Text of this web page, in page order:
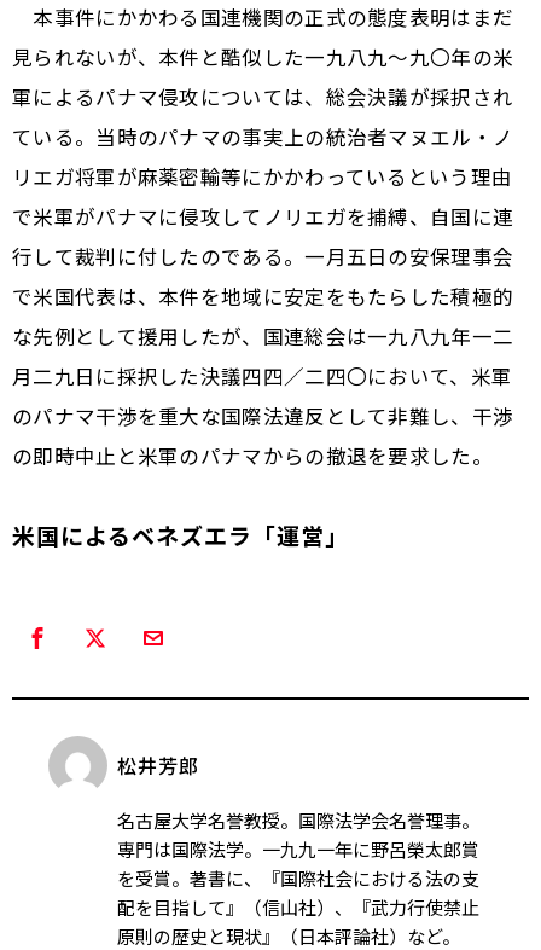
本事件にかかわる国連機関の正式の態度表明はまだ
見られないが、本件と酷似した一九八九〜九〇年の米
軍によるパナマ侵攻については、総会決議が採択され
ている。当時のパナマの事実上の統治者マヌエル・ノ
リエガ将軍が麻薬密輸等にかかわっているという理由
で米軍がパナマに侵攻してノリエガを捕縛、自国に連
行して裁判に付したのである。一月五日の安保理事会
で米国代表は、本件を地域に安定をもたらした積極的
な先例として援用したが、国連総会は一九八九年一二
月二九日に採択した決議四四／二四〇において、米軍
のパナマ干渉を重大な国際法違反として非難し、干渉
の即時中止と米軍のパナマからの撤退を要求した。
米国によるベネズエラ「運営」
松井芳郎
名古屋大学名誉教授。国際法学会名誉理事。
専門は国際法学。一九九一年に野呂榮太郎賞
を受賞。著書に、『国際社会における法の支
配を目指して』（信山社）、『武力行使禁止
原則の歴史と現状』（日本評論社）など。